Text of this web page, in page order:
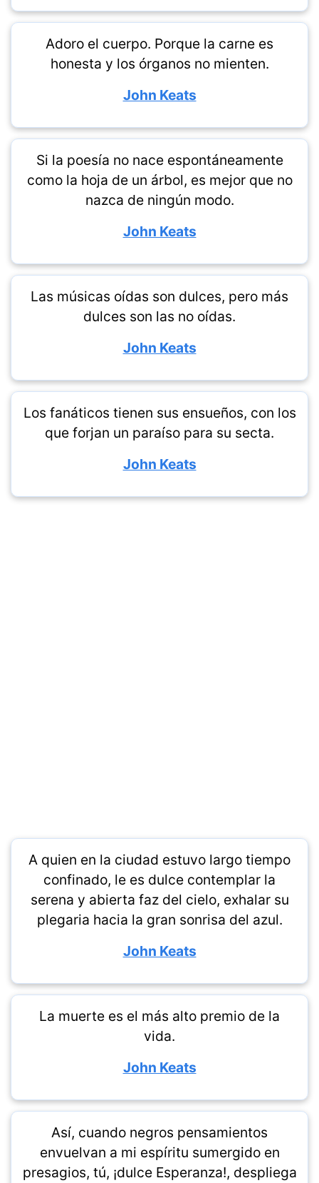
Adoro el cuerpo. Porque la carne es
honesta y los órganos no mienten.
John Keats
Si la poesía no nace espontáneamente
como la hoja de un árbol, es mejor que no
nazca de ningún modo.
John Keats
Las músicas oídas son dulces, pero más
dulces son las no oídas.
John Keats
Los fanáticos tienen sus ensueños, con los
que forjan un paraíso para su secta.
John Keats
A quien en la ciudad estuvo largo tiempo
confinado, le es dulce contemplar la
serena y abierta faz del cielo, exhalar su
plegaria hacia la gran sonrisa del azul.
John Keats
La muerte es el más alto premio de la
vida.
John Keats
Así, cuando negros pensamientos
envuelvan a mi espíritu sumergido en
presagios, tú, ¡dulce Esperanza!, despliega